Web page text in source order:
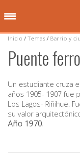
Inicio / Temas / Barrio y
Puente
Un estudiante cruza
años 1905- 1907 fue
Los Lagos- Riñihue.
su valor
Año 1970.